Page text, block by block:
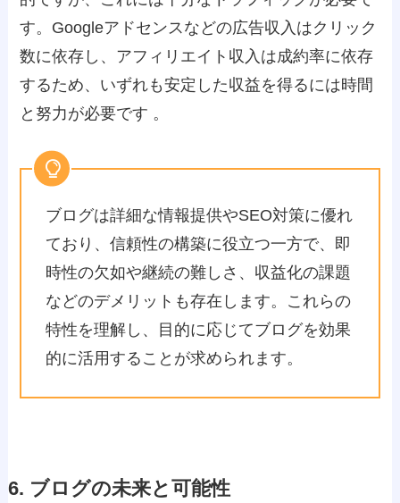
す。Googleアドセンスなどの広告収入はクリック
数に依存し、アフィリエイト収入は成約率に依存
するため、いずれも安定した収益を得るには時間
と努力が必要です​ 。
ブログは詳細な情報提供やSEO対策に優れ
ており、信頼性の構築に役立つ一方で、即
時性の欠如や継続の難しさ、収益化の課題
などのデメリットも存在します。これらの
特性を理解し、目的に応じてブログを効果
的に活用することが求められます。
6. ブログの未来と可能性